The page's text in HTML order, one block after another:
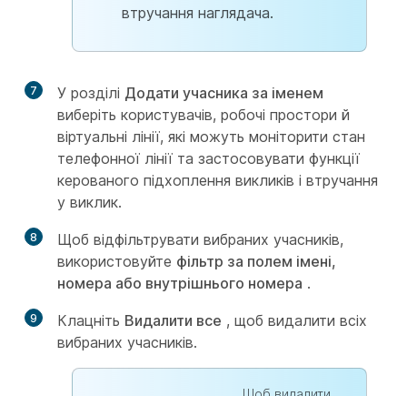
втручання наглядача.
7 У розділі Додати учасника за іменем
виберіть користувачів, робочі простори й
віртуальні лінії, які можуть моніторити стан
телефонної лінії та застосовувати функції
керованого підхоплення викликів і втручання
у виклик.
8
Щоб відфільтрувати вибраних учасників,
використовуйте фільтр за полем імені,
номера або внутрішнього номера .
9 Клацніть Видалити все , щоб видалити всіх
вибраних учасників.